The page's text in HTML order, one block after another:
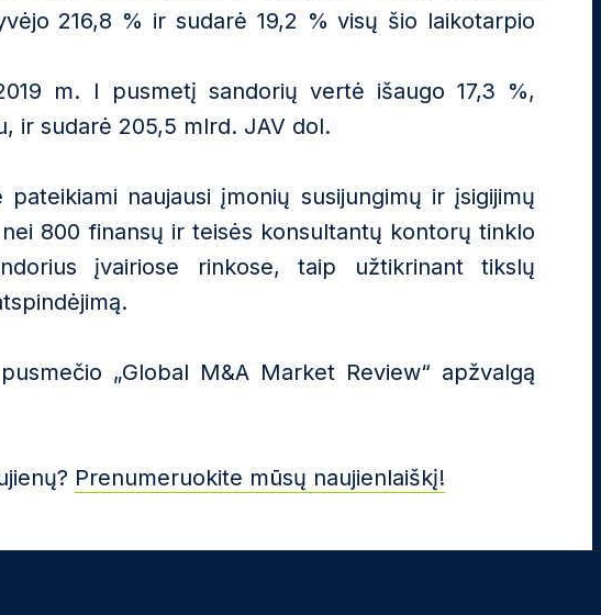
216,8 % ir sudarė 19,2 % visų šio laikotarpio
m. I pusmetį sandorių vertė išaugo 17,3 %,
ir sudarė 205,5 mlrd. JAV dol.
pateikiami naujausi įmonių susijungimų ir įsigijimų
800 finansų ir teisės konsultantų kontorų tinklo
įvairiose rinkose, taip užtikrinant tikslų
„Global M&A Market Review“ apžvalgą
Prenumeruokite mūsų naujienlaiškį!